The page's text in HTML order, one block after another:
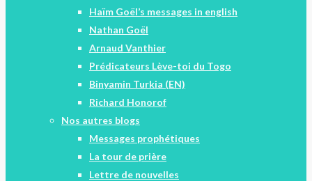
Haïm Goël’s messages in english
Nathan Goël
Arnaud Vanthier
Prédicateurs Lève-toi du Togo
Binyamin Turkia (EN)
Richard Honorof
Nos autres blogs
Messages prophétiques
La tour de prière
Lettre de nouvelles